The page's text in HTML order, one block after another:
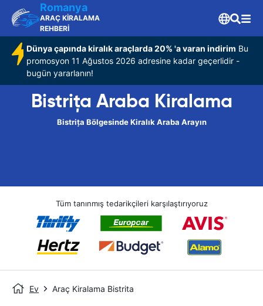
Romanya
ARAÇ KİRALAMA
REHBERİ
Dünya çapında kiralık araçlarda 20% 'a varan indirim Bu
promosyon 11 Ağustos 2026 adresine kadar geçerlidir -
bugün yararlanın!
Bistrița Araba Kiralama
Bistrița Bölgesinde Kiralık Araba Arayın
Tüm tanınmış tedarikçileri karşılaştırıyoruz
Ev Araç Kiralama Bistrita